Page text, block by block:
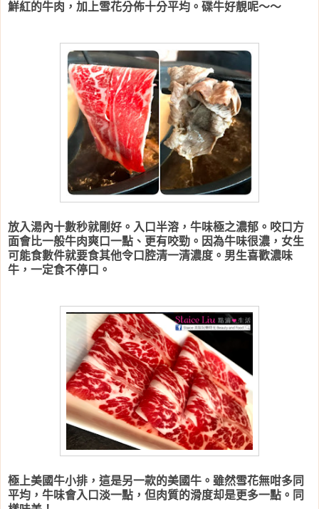
鮮紅的牛肉，加上雪花分佈十分平均。碟牛好靚呢～～
放入湯內十數秒就剛好。入口半溶，牛味極之濃郁。咬口方
面會比一般牛肉爽口一點、更有咬勁。因為牛味很濃，女生
可能食數件就要食其他令口腔清一清濃度。男生喜歡濃味
牛，一定食不停口。
極上美國牛小排，這是另一款的美國牛。雖然雪花無咁多同
平均，牛味會入口淡一點，但肉質的滑度却是更多一點。同